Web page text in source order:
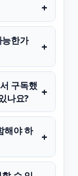
+
한가
+
구독했
나요?
+
해야 하
+